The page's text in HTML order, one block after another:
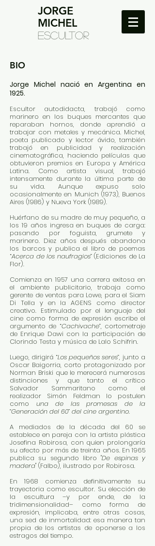
JORGE
MICHEL
ESCULTOR
BIO
Jorge Michel nació en Argentina en
1925.
Escultor autodidacta, trabajó como
marinero en los buques mercantes que
reparaban hornos, donde aprendió a
trabajar con metales y mecánica. Michel,
poeta publicado y lector ávido, también
trabajó en publicidad y realización
cinematográfica, haciendo películas que
obtuvieron premios en Europa y América
Latina. Como artista visual, trabajó
intensamente durante la última parte de
su vida. Aunque expuso solo
ocasionalmente en Munich (1973), Buenos
Aires (1986) y Nueva York (1989).
Huérfano de su madre de muy pequeño, a
los 19 años ingresa en buques de carga:
pasando por foguista, grumete y
marinero. Diez años después abandona
los barcos y publica el libro de poemas
“Acerca de los naufragios” (Ediciones de La
Flor).
Comienza en 1957 una carrera exitosa en
el ambiente publicitario, trabaja como
gerente de ventas para Lowe, para el Siam
Di Tella y en la AGENS como director
creativo. Estimulado por el lenguaje del
cine como forma de expresión escribe el
argumento de “Cachivache”, cortometraje
de Enrique Dawi con la participación de
Clorindo Testa y música de Lalo Schifrin.
Luego, dirigirá “Los pequeños seres”, junto a
Oscar Baigorria, corto protagonizado por
Norman Briski que le merecerá numerosas
distinciones y que tanto el crítico
Salvador Sammaritano como el
realizador Simón Feldman lo postulen
como una de las promesas de la
“Generación del 60” del cine argentino.
A mediados de la década del 60 se
establece en pareja con la artista plástica
Josefina Robirosa, con quien prolongaría
su afecto por más de treinta años. En 1965
publica su segundo libro "De espinas y
madera" (Falbo), ilustrado por Robirosa.
En 1968 comienza definitivamente su
trayectoria como escultor. Su elección de
la escultura –y por ende, de la
tridimensionalidad– como forma de
expresión, implicaba, entre otras cosas,
una sed de inmortalidad: esa manera tan
propia de los artistas de oponerse a los
estragos del tiempo.